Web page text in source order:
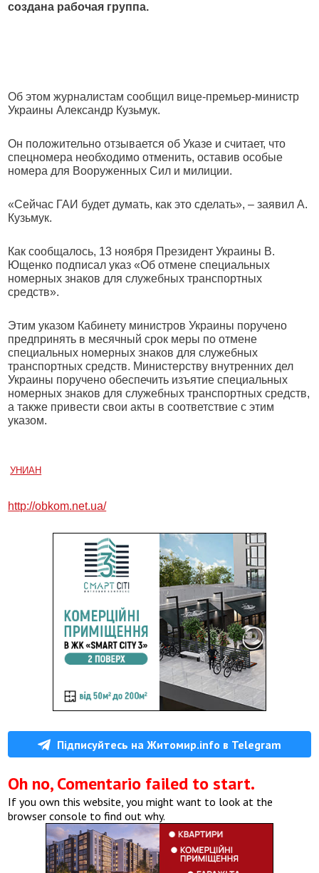
создана рабочая группа.
Об этом журналистам сообщил вице-премьер-министр
Украины Александр Кузьмук.
Он положительно отзывается об Указе и считает, что
спецномера необходимо отменить, оставив особые
номера для Вооруженных Сил и милиции.
«Сейчас ГАИ будет думать, как это сделать», – заявил А.
Кузьмук.
Как сообщалось, 13 ноября Президент Украины В.
Ющенко подписал указ «Об отмене специальных
номерных знаков для служебных транспортных
средств».
Этим указом Кабинету министров Украины поручено
предпринять в месячный срок меры по отмене
специальных номерных знаков для служебных
транспортных средств. Министерству внутренних дел
Украины поручено обеспечить изъятие специальных
номерных знаков для служебных транспортных средств,
а также привести свои акты в соответствие с этим
указом.
УНИАН
http://obkom.net.ua/
Підписуйтесь на Житомир.info в Telegram
Oh no, Comentario failed to start.
If you own this website, you might want to look at the
browser console to find out why.